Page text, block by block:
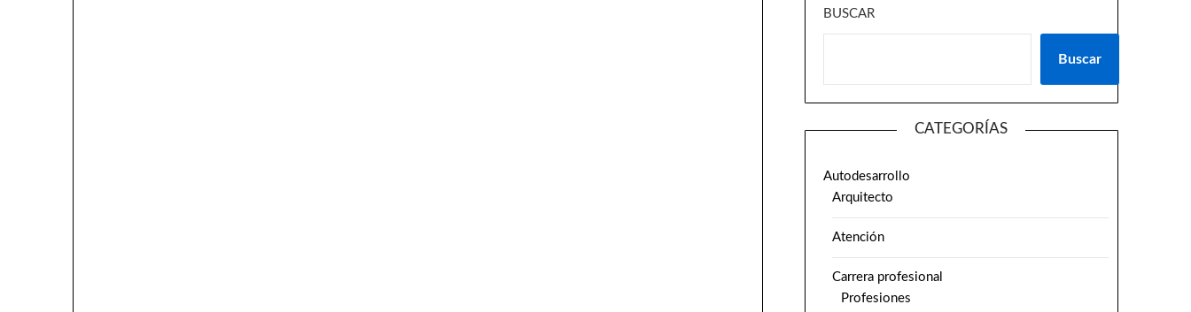
BUSCAR
Buscar
CATEGORÍAS
Autodesarrollo
Arquitecto
Atención
Carrera profesional
Profesiones